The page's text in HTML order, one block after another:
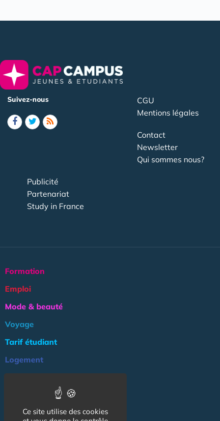
Suivez-nous
CGU
Mentions légales
Contact
Newsletter
Qui sommes nous?
Publicité
Partenariat
Study in France
Formation
Emploi
Mode & beauté
Voyage
Tarif étudiant
Logement
Association
Ce site utilise des cookies